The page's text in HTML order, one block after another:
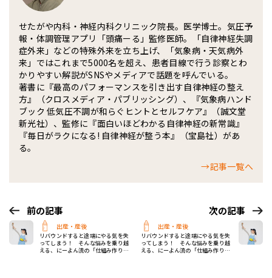
せたがや内科・神経内科クリニック院長。医学博士。気圧予
報・体調管理アプリ「頭痛ーる」監修医師。「自律神経失調
症外来」などの特殊外来を立ち上げ、「気象病・天気病外
来」ではこれまで5000名を超え、患者目線で行う診察とわ
かりやすい解説がSNSやメディアで話題を呼んでいる。
著書に『最高のパフォーマンスを引き出す自律神経の整え
方』（クロスメディア・パブリッシング）、『気象病ハンド
ブック 低気圧不調が和らぐヒントとセルフケア』（誠文堂
新光社）、監修に『面白いほどわかる自律神経の新常識』
『毎日がラクになる! 自律神経が整う本』（宝島社）があ
る。
→記事一覧へ
前の記事
出産・産後
リバウンドすると途端にやる気を失
ってしまう！ そんな悩みを乗り越
える、にーよん流の「仕組み作り」
次の記事
出産・産後
リバウンドすると途端にやる気を失
ってしまう！ そんな悩みを乗り越
える、にーよん流の「仕組み作り」